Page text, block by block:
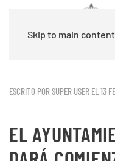
Skip to main content
ESCRITO POR SUPER USER EL13
EL